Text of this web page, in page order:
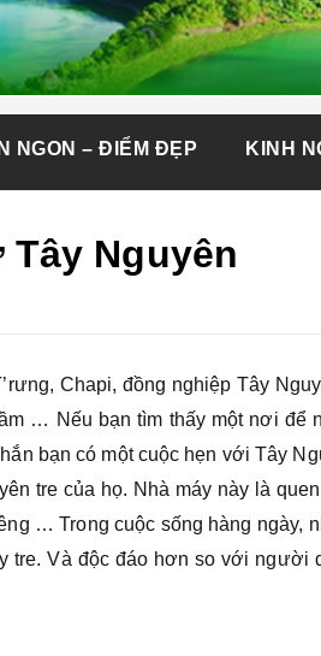
NGON – ĐIỂM ĐẸP KINH
Nguyên
​​Chapi, đồng nghiệp Tây
… Nếu bạn tìm thấy một nơi để
bạn có một cuộc hẹn với Tây
tre của họ. Nhà máy này là
… Trong cuộc sống hàng ngày,
tre. Và độc đáo hơn so với người